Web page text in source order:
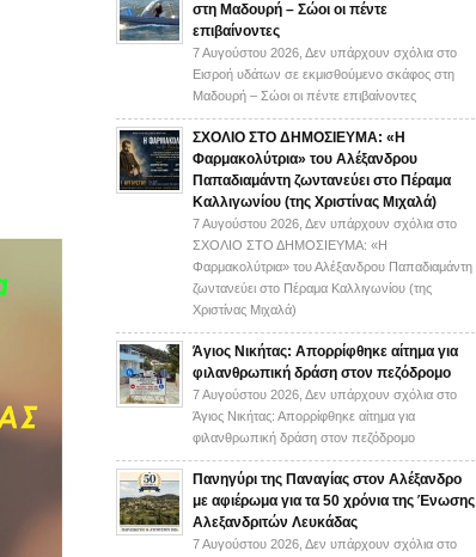
στη Μαδουρή – Σώοι οι πέντε
επιβαίνοντες
7 Αυγούστου 2026, Δεν υπάρχουν σχόλια στο
Εισροή υδάτων σε εκμισθούμενο σκάφος στη
Μαδουρή – Σώοι οι πέντε επιβαίνοντες
ΣΧΟΛΙΟ ΣΤΟ ΔΗΜΟΣΙΕΥΜΑ: «Η
Φαρμακολύτρια» του Αλέξανδρου
Παπαδιαμάντη ζωντανεύει στο Πέραμα
Καλλιγωνίου (της Χριστίνας Μιχαλά)
7 Αυγούστου 2026, Δεν υπάρχουν σχόλια στο
ΣΧΟΛΙΟ ΣΤΟ ΔΗΜΟΣΙΕΥΜΑ: «Η
Φαρμακολύτρια» του Αλέξανδρου Παπαδιαμάντη
ζωντανεύει στο Πέραμα Καλλιγωνίου (της
Χριστίνας Μιχαλά)
Άγιος Νικήτας: Απορρίφθηκε αίτημα για
φιλανθρωπική δράση στον πεζόδρομο
7 Αυγούστου 2026, Δεν υπάρχουν σχόλια στο
Άγιος Νικήτας: Απορρίφθηκε αίτημα για
φιλανθρωπική δράση στον πεζόδρομο
Πανηγύρι της Παναγίας στον Αλέξανδρο
με αφιέρωμα για τα 50 χρόνια της Ένωσης
Αλεξανδριτών Λευκάδας
7 Αυγούστου 2026, Δεν υπάρχουν σχόλια στο